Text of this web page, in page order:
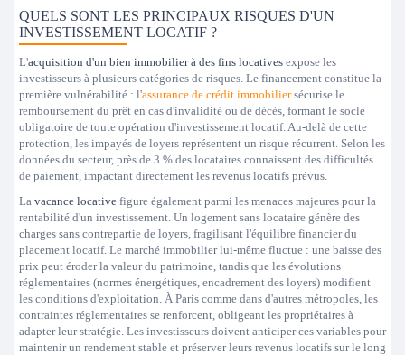
QUELS SONT LES PRINCIPAUX RISQUES D'UN
INVESTISSEMENT LOCATIF ?
L'acquisition d'un bien immobilier à des fins locatives expose les
investisseurs à plusieurs catégories de risques. Le financement constitue la
première vulnérabilité : l'assurance de crédit immobiliersécurise le
remboursement du prêt en cas d'invalidité ou de décès, formant le socle
obligatoire de toute opération d'investissement locatif. Au-delà de cette
protection, les impayés de loyers représentent un risque récurrent. Selon les
données du secteur, près de 3 % des locataires connaissent des difficultés
de paiement, impactant directement les revenus locatifs prévus.
La vacance locative figure également parmi les menaces majeures pour la
rentabilité d'un investissement. Un logement sans locataire génère des
charges sans contrepartie de loyers, fragilisant l'équilibre financier du
placement locatif. Le marché immobilier lui-même fluctue : une baisse des
prix peut éroder la valeur du patrimoine, tandis que les évolutions
réglementaires (normes énergétiques, encadrement des loyers) modifient
les conditions d'exploitation. À Paris comme dans d'autres métropoles, les
contraintes réglementaires se renforcent, obligeant les propriétaires à
adapter leur stratégie. Les investisseurs doivent anticiper ces variables pour
maintenir un rendement stable et préserver leurs revenus locatifs sur le long